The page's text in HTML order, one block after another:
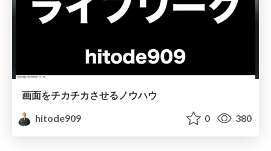
画面をチカチカさせるノウハウ
hitode909
0 380